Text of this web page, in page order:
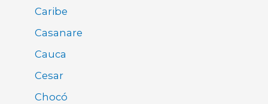
Caribe
Casanare
Cauca
Cesar
Chocó